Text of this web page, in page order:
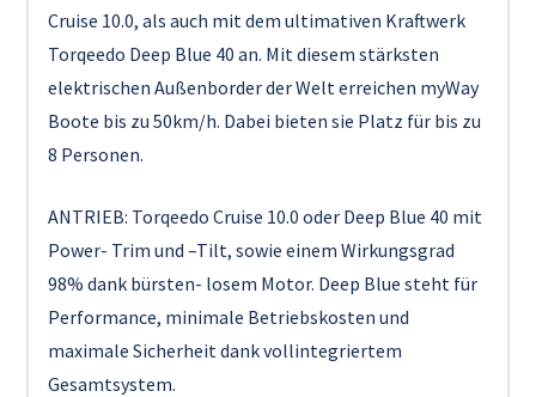
Cruise 10.0, als auch mit dem ultimativen Kraftwerk
Torqeedo Deep Blue 40 an. Mit diesem stärksten
elektrischen Außenborder der Welt erreichen myWay
Boote bis zu 50km/h. Dabei bieten sie Platz für bis zu
8 Personen.
ANTRIEB: Torqeedo Cruise 10.0 oder Deep Blue 40 mit
Power- Trim und –Tilt, sowie einem Wirkungsgrad
98% dank bürsten- losem Motor. Deep Blue steht für
Performance, minimale Betriebskosten und
maximale Sicherheit dank vollintegriertem
Gesamtsystem.